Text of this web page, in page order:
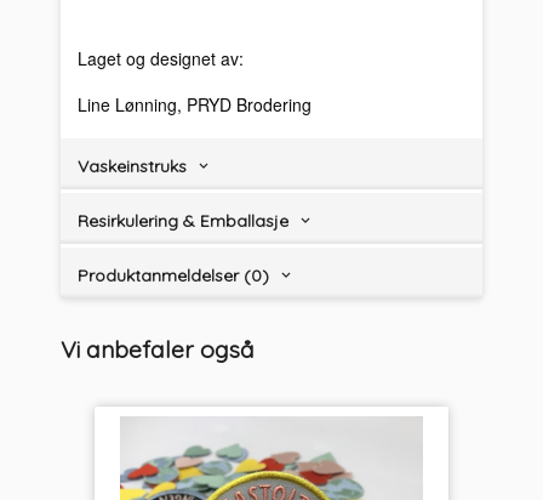
Laget og designet av:
Line Lønning, PRYD Brodering
Vaskeinstruks
Resirkulering & Emballasje
Produktanmeldelser (0)
Vi anbefaler også